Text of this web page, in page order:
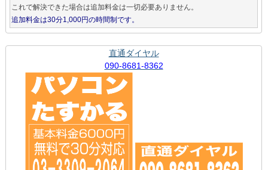
これで解決できた場合は追加料金は一切必要ありません。
追加料金は30分1,000円の時間制です。
直通ダイヤル
090-8681-8362